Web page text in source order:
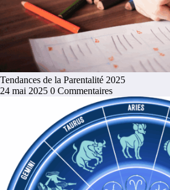
Tendances de la Parentalité 2025
24 mai 2025 0 Commentaires